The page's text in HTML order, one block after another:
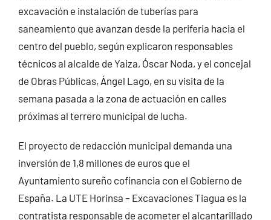
excavación e instalación de tuberías para
saneamiento que avanzan desde la periferia hacia el
centro del pueblo, según explicaron responsables
técnicos al alcalde de Yaiza, Óscar Noda, y el concejal
de Obras Públicas, Ángel Lago, en su visita de la
semana pasada a la zona de actuación en calles
próximas al terrero municipal de lucha.
El proyecto de redacción municipal demanda una
inversión de 1,8 millones de euros que el
Ayuntamiento sureño cofinancia con el Gobierno de
España. La UTE Horinsa – Excavaciones Tiagua es la
contratista responsable de acometer el alcantarillado